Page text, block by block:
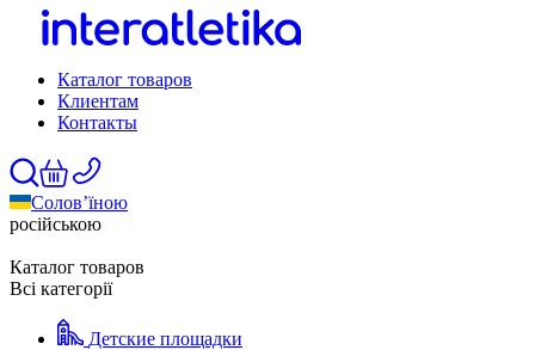
Каталог товаров
Клиентам
Контакты
Солов’їною
російською
Каталог товаров
Всі категорії
Детские площадки